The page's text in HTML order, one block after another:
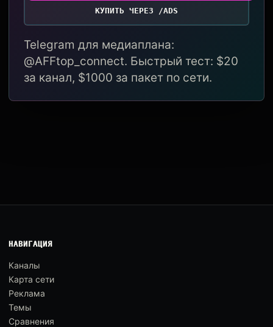
КУПИТЬ ЧЕРЕЗ /ADS
Telegram для медиаплана:
@AFFtop_connect. Быстрый тест: $20
за канал, $1000 за пакет по сети.
НАВИГАЦИЯ
Каналы
Карта сети
Реклама
Темы
Сравнения